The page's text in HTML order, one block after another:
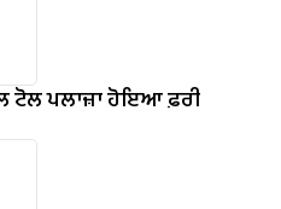
ਟੋਲ ਪਲਾਜ਼ਾ ਹੋਇਆ ਫ਼ਰੀ